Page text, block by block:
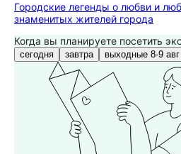
Городские легенды о любви и
знаменитых жителей города
Когда вы планируете посетить
сегодня завтра выходные 8-9 авг